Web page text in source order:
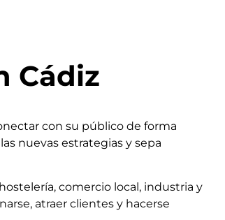
Cádiz
con su público de forma
nuevas estrategias y sepa
comercio local, industria y
atraer clientes y hacerse